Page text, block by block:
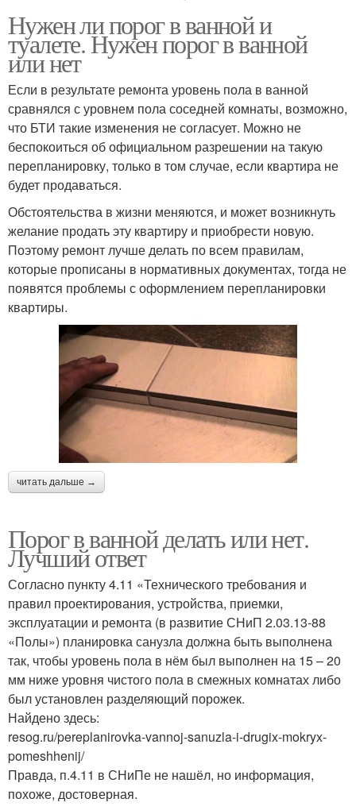
Нужен ли порог в ванной и
туалете. Нужен порог в ванной
или нет
Если в результате ремонта уровень пола в ванной
сравнялся с уровнем пола соседней комнаты, возможно,
что БТИ такие изменения не согласует. Можно не
беспокоиться об официальном разрешении на такую
перепланировку, только в том случае, если квартира не
будет продаваться.
Обстоятельства в жизни меняются, и может возникнуть
желание продать эту квартиру и приобрести новую.
Поэтому ремонт лучше делать по всем правилам,
которые прописаны в нормативных документах, тогда не
появятся проблемы с оформлением перепланировки
квартиры.
читать дальше →
Порог в ванной делать или нет.
Лучший ответ
Согласно пункту 4.11 «Технического требования и
правил проектирования, устройства, приемки,
эксплуатации и ремонта (в развитие СНиП 2.03.13-88
«Полы») планировка санузла должна быть выполнена
так, чтобы уровень пола в нём был выполнен на 15 – 20
мм ниже уровня чистого пола в смежных комнатах либо
был установлен разделяющий порожек.
Найдено здесь:
resog.ru/pereplanirovka-vannoj-sanuzla-i-drugix-mokryx-
pomeshhenij/
Правда, п.4.11 в СНиПе не нашёл, но информация,
похоже, достоверная.